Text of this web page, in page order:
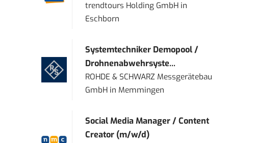
trendtours Holding GmbH in
Eschborn
Systemtechniker Demopool /
Drohnenabwehrsyste...
ROHDE & SCHWARZ Messgerätebau
GmbH in Memmingen
Social Media Manager / Content
Creator (m/w/d)